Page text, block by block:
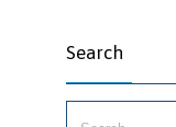
Search